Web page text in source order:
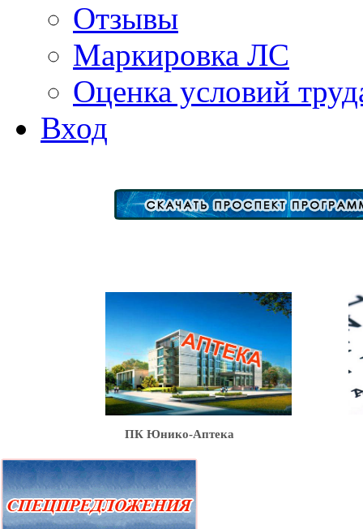
Отзывы
Маркировка ЛС
Оценка условий
Вход
ПК Юнико-Аптека